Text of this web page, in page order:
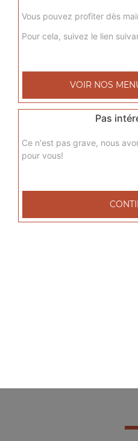
Vous pouvez profiter dès
Pour cela, suivez le lien
VOIR NOS
Pas
Ce n'est pas grave, nous
pour vous!